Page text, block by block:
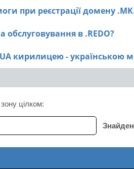
при реєстрації домену
обслуговування в .REDO?
кирилицею - українською
цілком: